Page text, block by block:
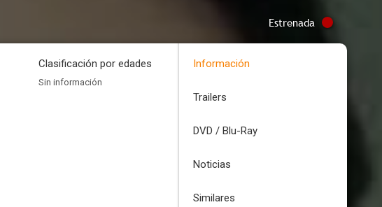
Estrenada
Clasificación por edades
Sin información
Información
Trailers
DVD / Blu-Ray
Noticias
Similares